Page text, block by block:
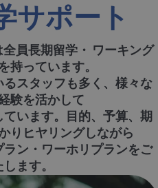
サポート
員長期留学・ ワーキング
持っています。
スタッフも多く、様々な
験を活かして
います。目的、予算、期
りヒヤリングしながら
ン・ワーホリプランをご
ます。